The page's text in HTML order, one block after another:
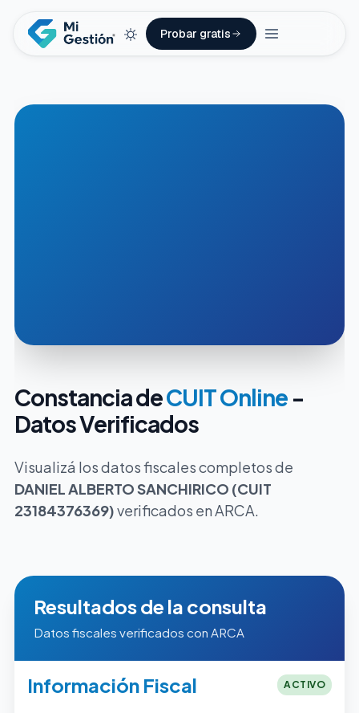
Probar gratis
Constancia deCUIT Online -
Datos Verificados
Visualizá los datos fiscales completos de
DANIEL ALBERTO SANCHIRICO (CUIT
23184376369)verificados en ARCA.
Resultados de la consulta
Datos fiscales verificados con ARCA
Información Fiscal ACTIVO